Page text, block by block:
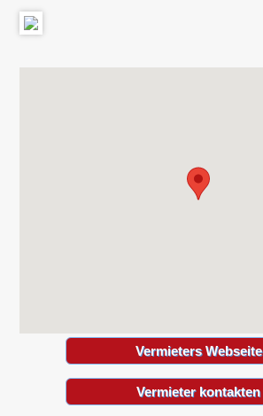
Vermieters Webseite
Vermieter kontakten